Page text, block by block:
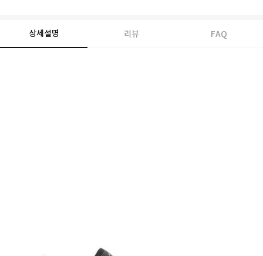
상세설명 리뷰 FAQ